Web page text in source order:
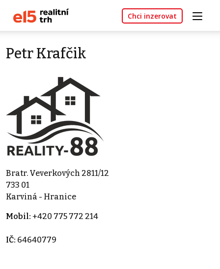
Chci inzerovat
Petr Krafčik
Bratr. Veverkových 2811/12
733 01
Karviná - Hranice
Mobil: +420 775 772 214
IČ: 64640779